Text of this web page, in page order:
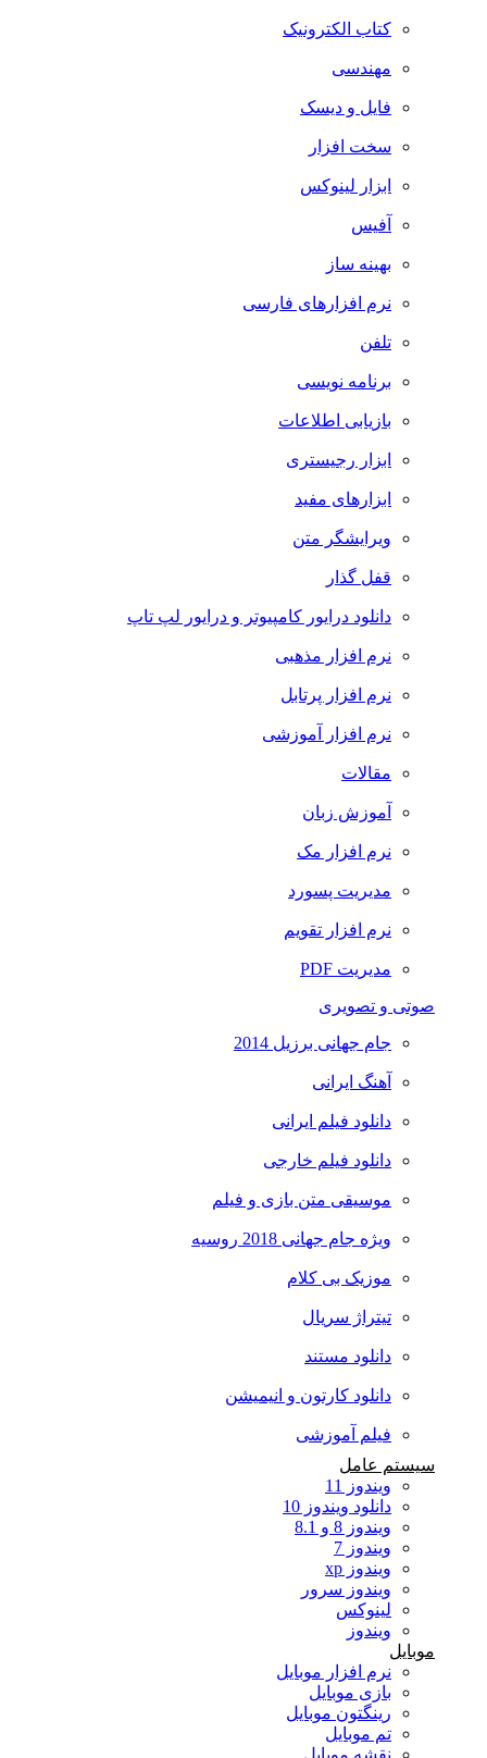
کتاب الکترونیک
مهندسی
فایل و دیسک
سخت افزار
ابزار لینوکس
آفیس
بهینه ساز
نرم افزارهای فارسی
تلفن
برنامه نویسی
بازیابی اطلاعات
ابزار رجیستری
ابزارهای مفید
ویرایشگر متن
قفل گذار
دانلود درایور کامپیوتر و درایور لپ تاپ
نرم افزار مذهبی
نرم افزار پرتابل
نرم افزار آموزشی
مقالات
آموزش زبان
نرم افزار مک
مدیریت پسورد
نرم افزار تقویم
مدیریت PDF
صوتی و تصویری
جام جهانی برزیل 2014
آهنگ ایرانی
دانلود فیلم ایرانی
دانلود فیلم خارجی
موسیقی متن بازی و فیلم
ویژه جام جهانی 2018 روسیه
موزیک بی کلام
تیتراژ سریال
دانلود مستند
دانلود کارتون و انیمیشن
فیلم آموزشی
سیستم عامل
ویندوز 11
دانلود ویندوز 10
ویندوز 8 و 8.1
ویندوز 7
ویندوز xp
ویندوز سرور
لینوکس
ویندوز
نرم افزار موبایل
بازی موبایل
رینگتون موبایل
تم موبایل
نقشه موبایل